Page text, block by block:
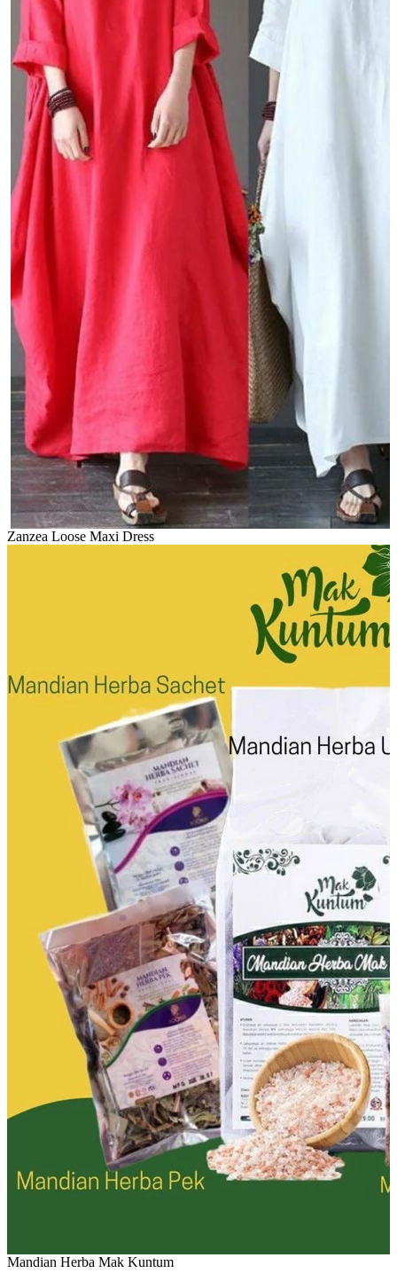
Zanzea Loose Maxi Dress
Mandian Herba Mak Kuntum